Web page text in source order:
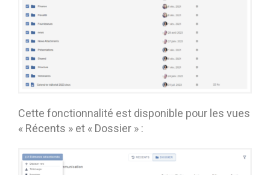
Cette fonctionnalité est disponible pour les vues
« Récents » et « Dossier » :